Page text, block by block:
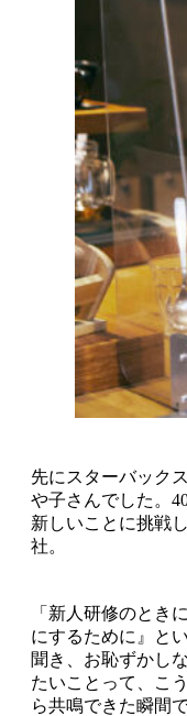
先にスターバック
や子さんでした。
新しいことに挑戦
社。
「新人研修のとき
にするために』と
聞き、お恥ずかし
たいことって、こ
ら共鳴できた瞬間